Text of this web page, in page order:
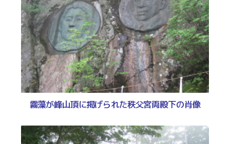
霧藻が峰山頂に掲げられた秩父宮両殿下の肖像